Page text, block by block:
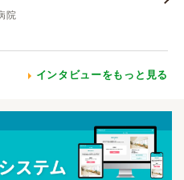
院
インタビューをもっと見る